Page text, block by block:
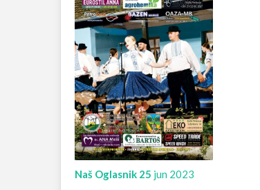
Naš Oglasnik 25 jun 2023